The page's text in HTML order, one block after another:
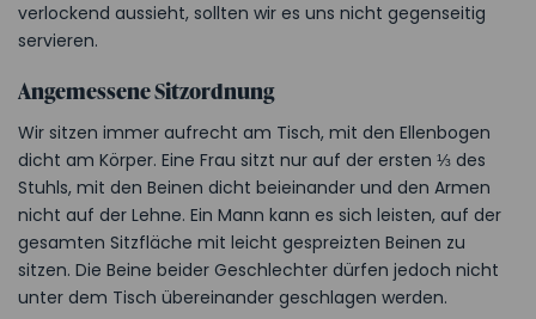
verlockend aussieht, sollten wir es uns nicht gegenseitig
servieren.
Angemessene Sitzordnung
Wir sitzen immer aufrecht am Tisch, mit den Ellenbogen
dicht am Körper. Eine Frau sitzt nur auf der ersten ⅓ des
Stuhls, mit den Beinen dicht beieinander und den Armen
nicht auf der Lehne. Ein Mann kann es sich leisten, auf der
gesamten Sitzfläche mit leicht gespreizten Beinen zu
sitzen. Die Beine beider Geschlechter dürfen jedoch nicht
unter dem Tisch übereinander geschlagen werden.